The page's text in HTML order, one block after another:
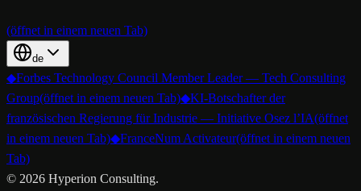
(öffnet in einem neuen Tab)
de
◆Forbes Technology Council Member Leader — Tech Consulting
Group(öffnet in einem neuen Tab)◆KI-Botschafter der
französischen Regierung für Industrie — Initiative Osez l’IA(öffnet
in einem neuen Tab)◆FranceNum Activateur(öffnet in einem neuen
Tab)
© 2026 Hyperion Consulting.